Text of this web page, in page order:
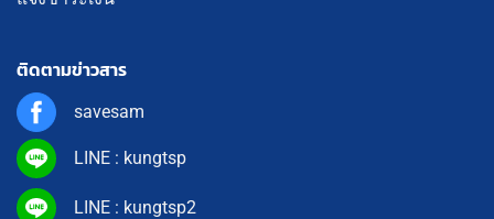
ติดตามข่าวสาร
savesam
LINE : kungtsp
LINE : kungtsp2